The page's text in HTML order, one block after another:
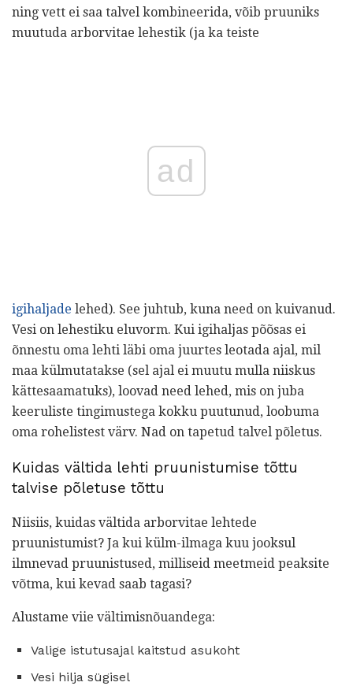
ning vett ei saa talvel kombineerida, võib pruuniks
muutuda arborvitae lehestik (ja ka teiste
ad
igihaljade lehed). See juhtub, kuna need on kuivanud.
Vesi on lehestiku eluvorm. Kui igihaljas põõsas ei
õnnestu oma lehti läbi oma juurtes leotada ajal, mil
maa külmutatakse (sel ajal ei muutu mulla niiskus
kättesaamatuks), loovad need lehed, mis on juba
keeruliste tingimustega kokku puutunud, loobuma
oma rohelistest värv. Nad on tapetud talvel põletus.
Kuidas vältida lehti pruunistumise tõttu
talvise põletuse tõttu
Niisiis, kuidas vältida arborvitae lehtede
pruunistumist? Ja kui külm-ilmaga kuu jooksul
ilmnevad pruunistused, milliseid meetmeid peaksite
võtma, kui kevad saab tagasi?
Alustame viie vältimisnõuandega:
Valige istutusajal kaitstud asukoht
Vesi hilja sügisel